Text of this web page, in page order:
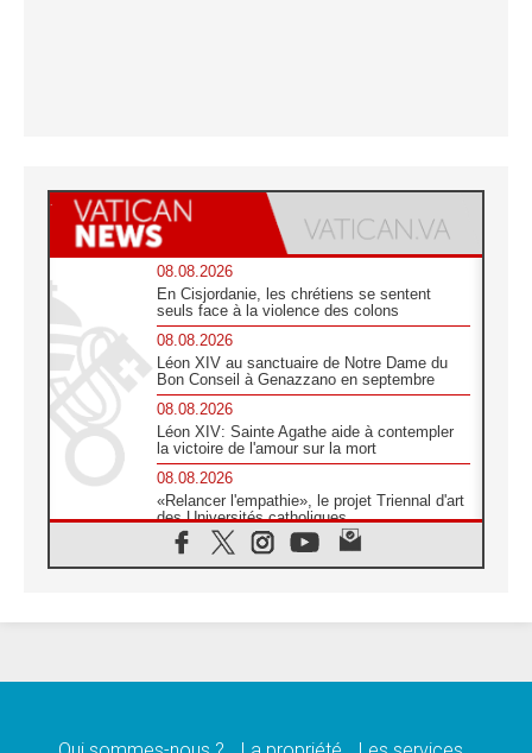
08.08.2026
En Cisjordanie, les chrétiens se sentent
seuls face à la violence des colons
08.08.2026
Léon XIV au sanctuaire de Notre Dame du
Bon Conseil à Genazzano en septembre
08.08.2026
Léon XIV: Sainte Agathe aide à contempler
la victoire de l'amour sur la mort
08.08.2026
«Relancer l'empathie», le projet Triennal d'art
des Universités catholiques
08.08.2026
Signis 2026, donner la parole aux religieuses
07.08.2026